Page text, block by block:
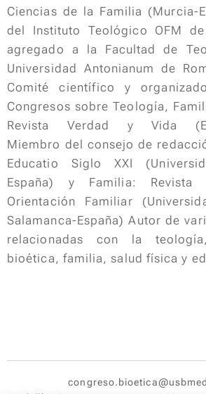
Ciencias de la Familia (Murcia-
del Instituto Teológico OFM
agregado a la Facultad de
Universidad Antonianum de
Comité científico y
Congresos sobre Teología,
Revista Verdad y Vida
Miembro del consejo de
Educatio Siglo XXI
España) y Familia:
Orientación Familiar
Salamanca-España) Autor de
relacionadas con la
bioética, familia, salud física y